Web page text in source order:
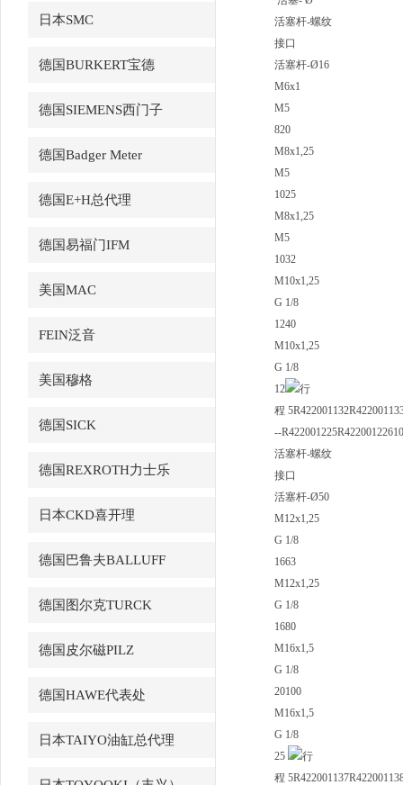
日本SMC
德国BURKERT宝德
德国SIEMENS西门子
德国Badger Meter
德国E+H总代理
德国易福门IFM
美国MAC
FEIN泛音
美国穆格
德国SICK
德国REXROTH力士乐
日本CKD喜开理
德国巴鲁夫BALLUFF
德国图尔克TURCK
德国皮尔磁PILZ
德国HAWE代表处
日本TAIYO油缸总代理
活塞杆-螺纹
接口
活塞杆-Ø16
M6x1
M5
820
M8x1,25
M5
1025
M8x1,25
M5
1032
M10x1,25
G 1/8
1240
M10x1,25
G 1/8
12
行
程
--
活塞杆-螺纹
接口
活塞杆-Ø50
M12x1,25
G 1/8
1663
M12x1,25
G 1/8
1680
M16x1,5
G 1/8
20100
M16x1,5
G 1/8
25
行
程